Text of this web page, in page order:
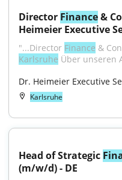
Director Finance &
Heimeier Executive
"...Director Finance &
Karlsruhe Über unseren
Dr. Heimeier Executive
Karlsruhe
Head of Strategic
(m/w/d) - DE